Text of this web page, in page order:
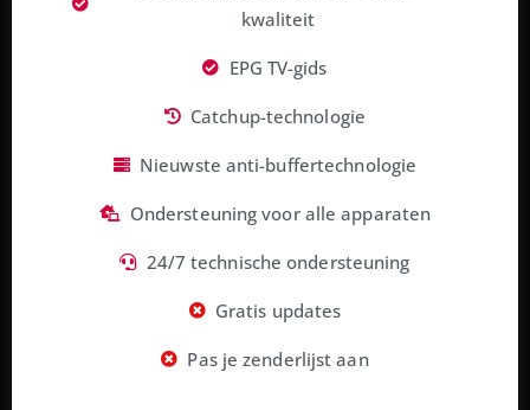
kwaliteit
EPG TV-gids
Catchup-technologie
Nieuwste anti-buffertechnologie
Ondersteuning voor alle apparaten
24/7 technische ondersteuning
Gratis updates
Pas je zenderlijst aan